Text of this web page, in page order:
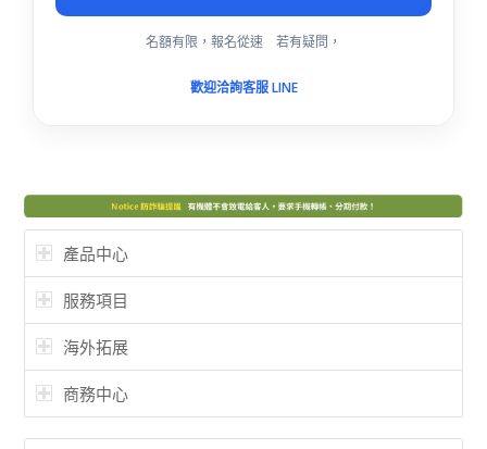
名額有限，報名從速 若有疑問，
歡迎洽詢客服 LINE
產品中心
服務項目
海外拓展
商務中心